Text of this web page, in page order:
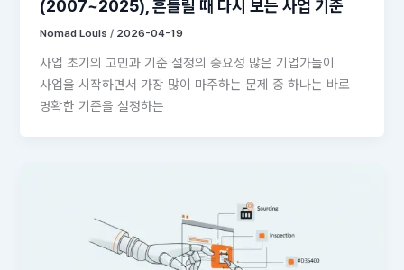
(2007~2025), 흔들릴 때 다시 보는 사업 기준
Nomad Louis/ 2026-04-19
사업 초기의 고민과 기준 설정의 중요성 많은 기업가들이
사업을 시작하면서 가장 많이 마주하는 문제 중 하나는 바로
명확한 기준을 설정하는